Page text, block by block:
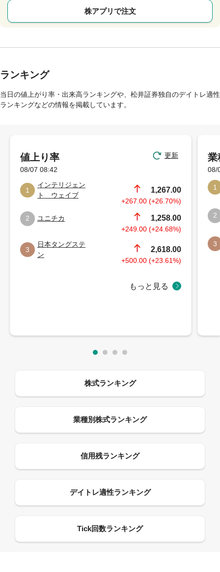
株アプリで注文
ランキング
当日の値上がり率・出来高ランキングや、松井証券独自のデイトレ適性
ランキングなどの情報を掲載しています。